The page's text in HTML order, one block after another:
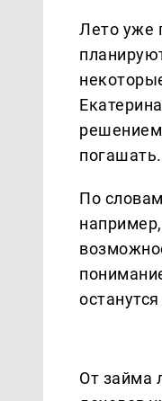
Лето уже
решением
погашать.
По
От займа